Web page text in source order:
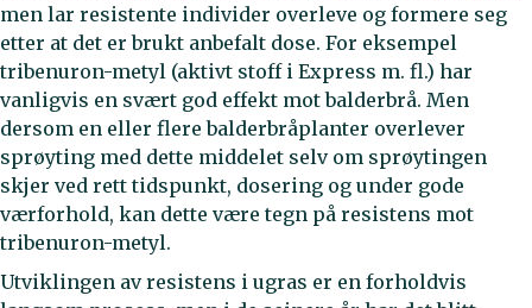
men lar resistente individer overleve og formere seg
etter at det er brukt anbefalt dose. For eksempel
tribenuron-metyl (aktivt stoff i Express m. fl.) har
vanligvis en svært god effekt mot balderbrå. Men
dersom en eller flere balderbråplanter overlever
sprøyting med dette middelet selv om sprøytingen
skjer ved rett tidspunkt, dosering og under gode
værforhold, kan dette være tegn på resistens mot
tribenuron-metyl.
Utviklingen av resistens i ugras er en forholdvis